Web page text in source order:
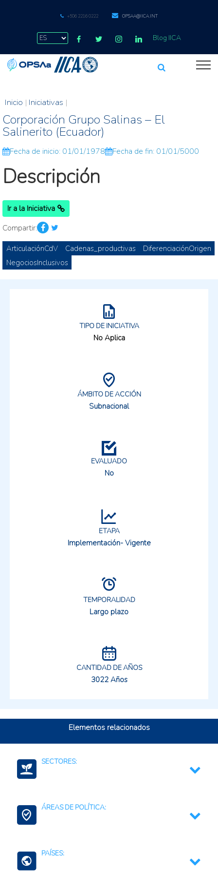
+506 2216 0222 OPSAA@IICA.INT
Blog IICA
Inicio | Iniciativas |
Corporación Grupo Salinas – El
Salinerito (Ecuador)
Fecha de inicio: 01/01/1978 Fecha de fin: 01/01/5000
Descripción
Ir a la Iniciativa
Compartir:
ArticulaciónCdV Cadenas_productivas
DiferenciaciónOrigen
NegociosInclusivos
TIPO DE INICIATIVA
No Aplica
ÁMBITO DE ACCIÓN
Subnacional
EVALUADO
No
ETAPA
Implementación- Vigente
TEMPORALIDAD
Largo plazo
CANTIDAD DE AÑOS
3022 Años
Elementos relacionados
SECTORES:
Agroalimentario (total)
ÁREAS DE POLÍTICA:
Agricultura Familiar
Asociatividad
PAÍSES: